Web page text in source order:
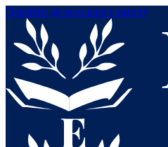
Перейти до основного вмісту